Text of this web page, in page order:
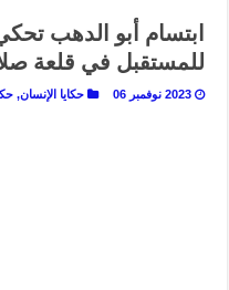
ابتسام أبو الدهب
للمستقبل في قلعة
2023 نوفمبر 06 حكايا الإنسان,